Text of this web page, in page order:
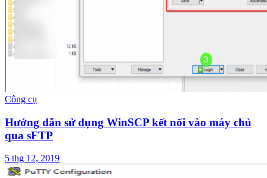
Công cụ
Hướng dẫn sử dụng WinSCP kết nối vào máy chủ
qua sFTP
5 thg 12, 2019